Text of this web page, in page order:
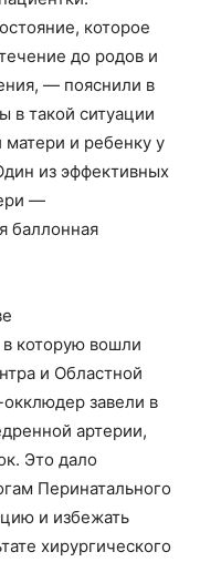
которое
до родов и
— пояснили в
в такой ситуации
и ребенку у
из эффективных
—
баллонная
которую вошли
и Областной
завели в
артерии,
Это дало
Перинатального
и избежать
хирургического